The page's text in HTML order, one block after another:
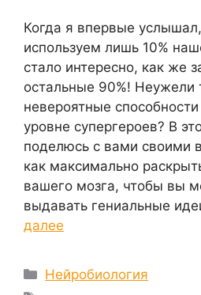
Когда я впервые
используем лишь 10%
стало интересно, как же
остальные 90%! Неужели
невероятные
уровне супергероев? В
поделюсь с вами своими
как максимально
вашего мозга, чтобы вы
выдавать гениальные
далее
Рубрики
Нейробиология